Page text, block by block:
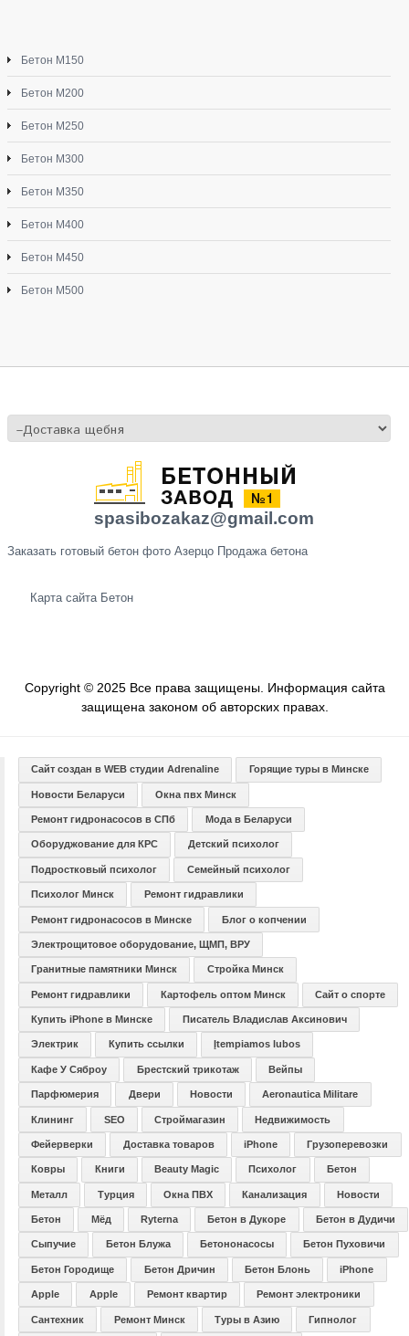
Бетон М150
Бетон М200
Бетон М250
Бетон М300
Бетон М350
Бетон М400
Бетон М450
Бетон М500
spasibozakaz@gmail.com
Заказать готовый бетон фото Азерцо Продажа бетона
Карта сайта Бетон
Copyright © 2025 Все права защищены. Информация сайта
защищена законом об авторских правах.
Сайт создан в WEB студии Adrenaline Горящие туры в Минске
Новости Беларуси Окна пвх Минск
Ремонт гидронасосов в СПб Мода в Беларуси
Оборуджование для КРС Детский психолог
Подростковый психолог Семейный психолог
Психолог Минск Ремонт гидравлики
Ремонт гидронасосов в Минске Блог о копчении
Электрощитовое оборудование, ЩМП, ВРУ
Гранитные памятники Минск Стройка Минск
Ремонт гидравлики Картофель оптом Минск Сайт о спорте
Купить iPhone в Минске Писатель Владислав Аксинович
Электрик Купить ссылки Įtempiamos lubos
Кафе У Сяброу Брестский трикотаж Вейпы
Парфюмерия Двери Новости Aeronautica Militare
Клининг SEO Строймагазин Недвижимость
Фейерверки Доставка товаров iPhone Грузоперевозки
Ковры Книги Beauty Magic Психолог Бетон
Металл Турция Окна ПВХ Канализация Новости
Бетон Мёд Ryterna Бетон в Дукоре Бетон в Дудичи
Сыпучие Бетон Блужа Бетононасосы Бетон Пуховичи
Бетон Городище Бетон Дричин Бетон Блонь iPhone
Apple Apple Ремонт квартир Ремонт электроники
Сантехник Ремонт Минск Туры в Азию Гипнолог